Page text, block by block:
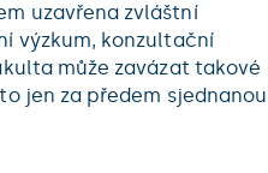
uzavřena zvláštní
výzkum, konzultační
může zavázat takové
jen za předem sjednanou